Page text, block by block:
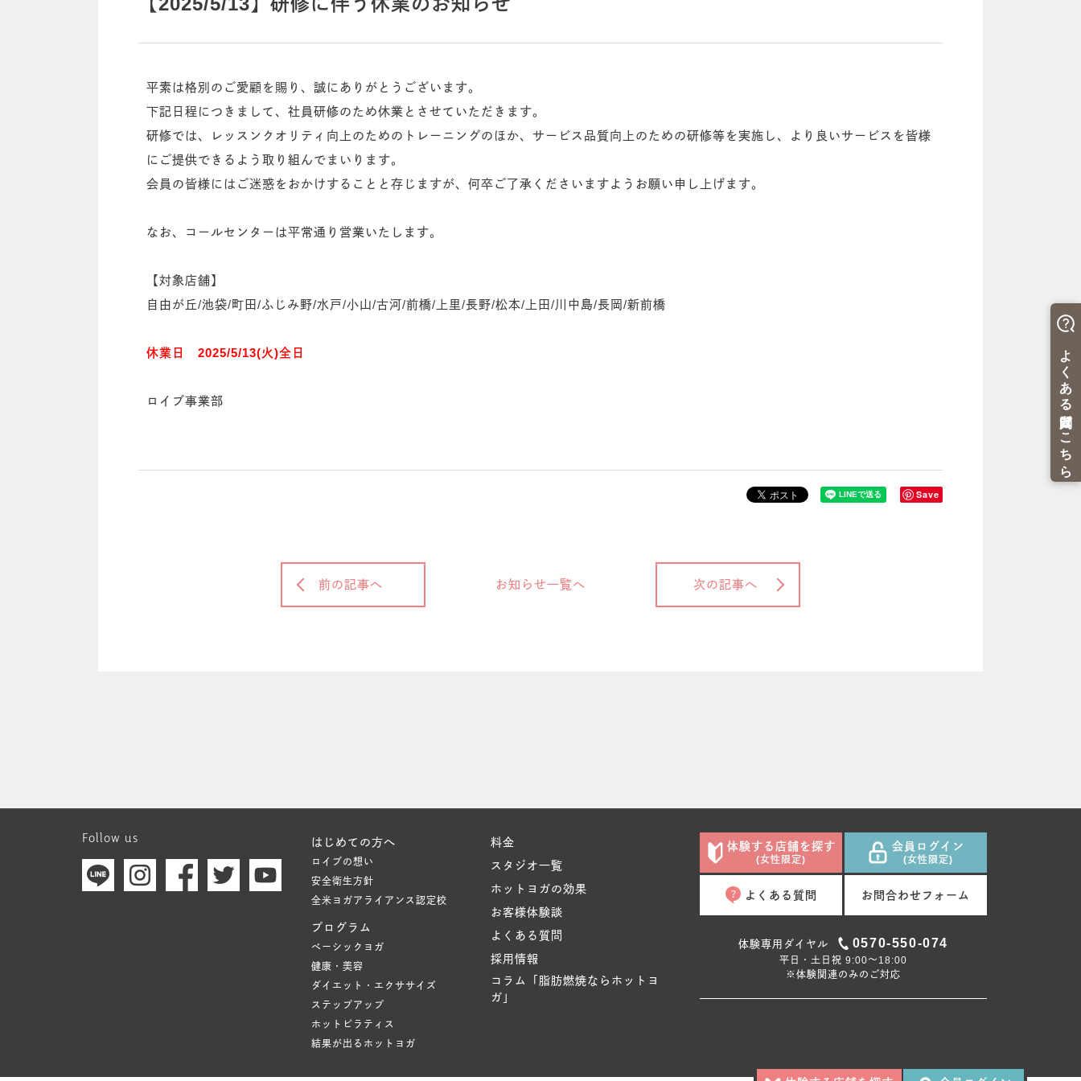
平素は格別のご愛顧を賜り、誠にありがとうございます。
下記日程につきまして、社員研修のため休業とさせていただきます。
研修では、レッスンクオリティ向上のためのトレーニングのほか、サービス品質向上のための研修等を実施し、より良いサービスを皆様
にご提供できるよう取り組んでまいります。
会員の皆様にはご迷惑をおかけすることと存じますが、何卒ご了承くださいますようお願い申し上げます。
なお、コールセンターは平常通り営業いたします。
【対象店舗】
自由が丘/池袋/町田/ふじみ野/水戸/小山/古河/前橋/上里/長野/松本/上田/川中島/長岡/新前橋
休業日 2025/5/13(火)全日
ロイブ事業部
Save
前の記事へ お知らせ一覧へ 次の記事へ
Follow us はじめての方へ
ロイブの想い
安全衛生方針
全米ヨガアライアンス認定校
プログラム
ベーシックヨガ
健康・美容
ダイエット・エクササイズ
ステップアップ
ホットピラティス
結果が出るホットヨガ
料金
スタジオ一覧
ホットヨガの効果
お客様体験談
よくある質問
採用情報
コラム「脂肪燃焼ならホットヨ
ガ」
体験する店舗を探す
(女性限定)
会員ログイン
(女性限定)
よくある質問 お問合わせフォーム
体験専用ダイヤル 0570-550-074
平日・土日祝 9:00〜18:00
※体験関連のみのご対応